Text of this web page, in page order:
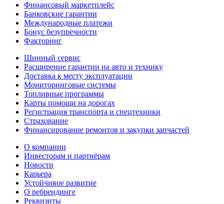
Финансовый маркетплейс
Банковские гарантии
Международные платежи
Бонус безупречности
Факторинг
Шинный сервис
Расширение гарантии на авто и технику
Доставка к месту эксплуатации
Мониторинговые системы
Топливные программы
Карты помощи на дорогах
Регистрация транспорта и спецтехники
Страхование
Финансирование ремонтов и закупки запчастей
О компании
Инвесторам и партнёрам
Новости
Карьера
Устойчивое развитие
О ребрендинге
Реквизиты